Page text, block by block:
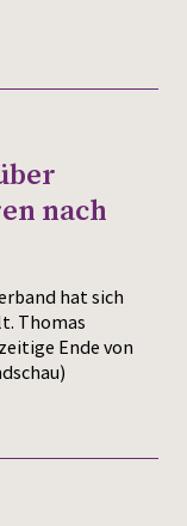
nach
hat sich
Thomas
Ende von